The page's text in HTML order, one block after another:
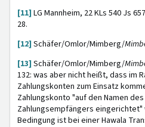
[11] LG Mannheim, 22 KLs 540 Js
28.
[12] Schäfer/Omlor/Mimberg/
[13] Schäfer/Omlor/Mimberg/
132: was aber nicht heißt, dass im
Zahlungskonten zum Einsatz
Zahlungskonto "auf den Namen
Zahlungsempfängers
Bedingung ist bei einer Hawala